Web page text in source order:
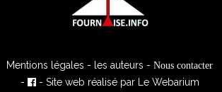
Mentions légales - les auteurs -Nous contacter
- - Site web réalisé par Le Webarium